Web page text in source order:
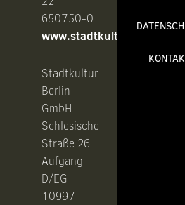
650750-0
www.stadtkultur.de
Stadtkultur
Berlin
GmbH
Schlesische
Straße 26
Aufgang
D/EG
10997